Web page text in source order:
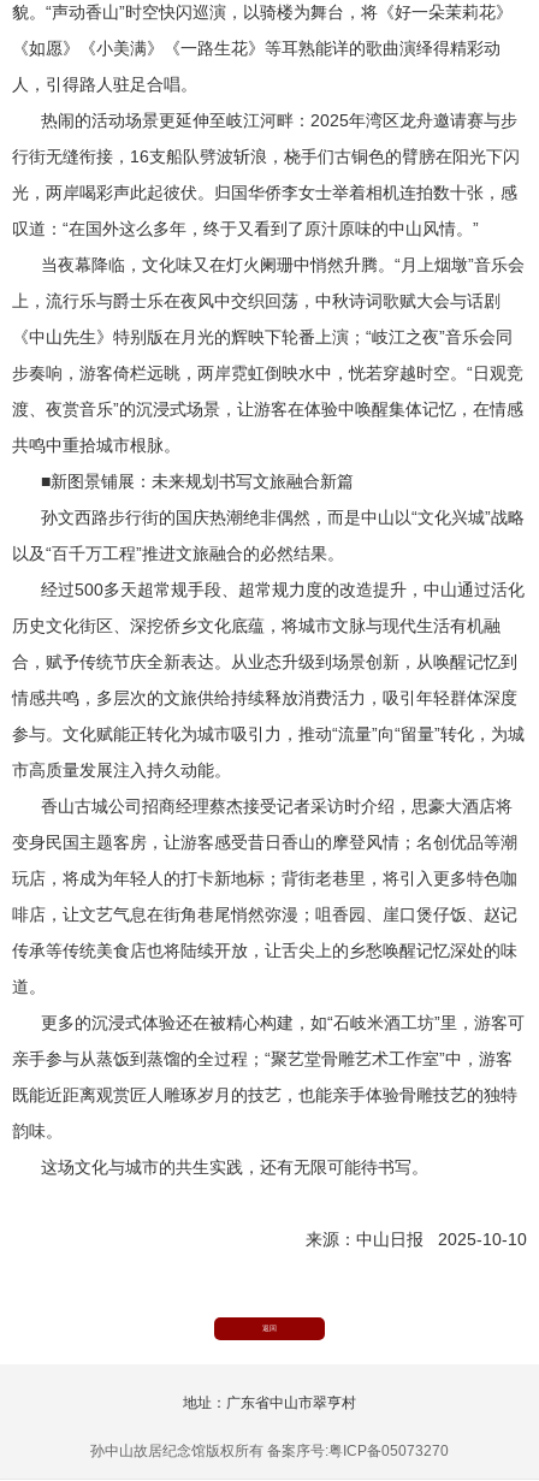
貌。“声动香山”时空快闪巡演，以骑楼为舞台，将《好一朵茉莉花》
《如愿》《小美满》《一路生花》等耳熟能详的歌曲演绎得精彩动
人，引得路人驻足合唱。
热闹的活动场景更延伸至岐江河畔：2025年湾区龙舟邀请赛与步
行街无缝衔接，16支船队劈波斩浪，桡手们古铜色的臂膀在阳光下闪
光，两岸喝彩声此起彼伏。归国华侨李女士举着相机连拍数十张，感
叹道：“在国外这么多年，终于又看到了原汁原味的中山风情。”
当夜幕降临，文化味又在灯火阑珊中悄然升腾。“月上烟墩”音乐会
上，流行乐与爵士乐在夜风中交织回荡，中秋诗词歌赋大会与话剧
《中山先生》特别版在月光的辉映下轮番上演；“岐江之夜”音乐会同
步奏响，游客倚栏远眺，两岸霓虹倒映水中，恍若穿越时空。“日观竞
渡、夜赏音乐”的沉浸式场景，让游客在体验中唤醒集体记忆，在情感
共鸣中重拾城市根脉。
■新图景铺展：未来规划书写文旅融合新篇
孙文西路步行街的国庆热潮绝非偶然，而是中山以“文化兴城”战略
以及“百千万工程”推进文旅融合的必然结果。
经过500多天超常规手段、超常规力度的改造提升，中山通过活化
历史文化街区、深挖侨乡文化底蕴，将城市文脉与现代生活有机融
合，赋予传统节庆全新表达。从业态升级到场景创新，从唤醒记忆到
情感共鸣，多层次的文旅供给持续释放消费活力，吸引年轻群体深度
参与。文化赋能正转化为城市吸引力，推动“流量”向“留量”转化，为城
市高质量发展注入持久动能。
香山古城公司招商经理蔡杰接受记者采访时介绍，思豪大酒店将
变身民国主题客房，让游客感受昔日香山的摩登风情；名创优品等潮
玩店，将成为年轻人的打卡新地标；背街老巷里，将引入更多特色咖
啡店，让文艺气息在街角巷尾悄然弥漫；咀香园、崖口煲仔饭、赵记
传承等传统美食店也将陆续开放，让舌尖上的乡愁唤醒记忆深处的味
道。
更多的沉浸式体验还在被精心构建，如“石岐米酒工坊”里，游客可
亲手参与从蒸饭到蒸馏的全过程；“聚艺堂骨雕艺术工作室”中，游客
既能近距离观赏匠人雕琢岁月的技艺，也能亲手体验骨雕技艺的独特
韵味。
这场文化与城市的共生实践，还有无限可能待书写。
来源：中山日报 2025-10-10
返回
地址：广东省中山市翠亨村
孙中山故居纪念馆版权所有 备案序号:粤ICP备05073270